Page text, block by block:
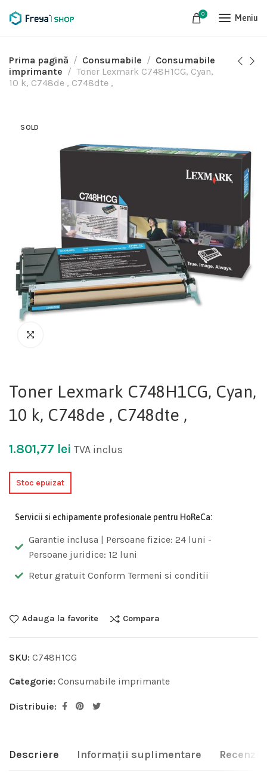
0 Meniu
Prima pagină Consumabile
Consumabile
imprimante
Toner Lexmark C748H1CG, Cyan,
10 k, C748de , C748dte ,
SOLD
Toner Lexmark C748H1CG, Cyan,
10 k, C748de , C748dte ,
1.801,77 lei TVA inclus
Stoc epuizat
Servicii si echipamente profesionale pentru HoReCa:
Garantie inclusa | Persoane fizice: 24 luni -
Persoane juridice: 12 luni
Retur gratuit Conform Termeni si conditii
Adauga la favorite Compara
SKU: C748H1CG
Categorie: Consumabile imprimante
Distribuie:
Descriere Informații suplimentare Recenzii